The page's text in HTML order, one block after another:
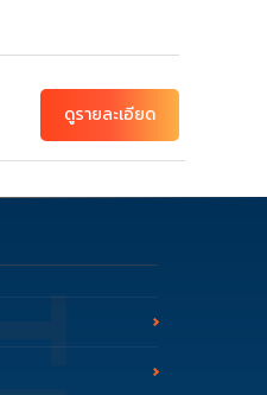
ดูรายละเอียด